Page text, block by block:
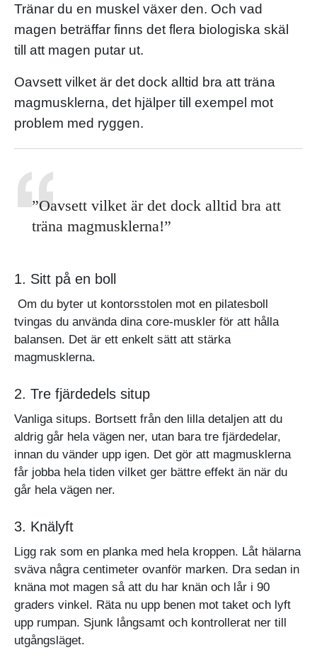
Tränar du en muskel växer den. Och vad
magen beträffar finns det flera biologiska skäl
till att magen putar ut.
Oavsett vilket är det dock alltid bra att träna
magmusklerna, det hjälper till exempel mot
problem med ryggen.
”Oavsett vilket är det dock alltid bra att
träna magmusklerna!”
1. Sitt på en boll
Om du byter ut kontorsstolen mot en pilatesboll
tvingas du använda dina core-muskler för att hålla
balansen. Det är ett enkelt sätt att stärka
magmusklerna.
2. Tre fjärdedels situp
Vanliga situps. Bortsett från den lilla detaljen att du
aldrig går hela vägen ner, utan bara tre fjärdedelar,
innan du vänder upp igen. Det gör att magmusklerna
får jobba hela tiden vilket ger bättre effekt än när du
går hela vägen ner.
3. Knälyft
Ligg rak som en planka med hela kroppen. Låt hälarna
sväva några centimeter ovanför marken. Dra sedan in
knäna mot magen så att du har knän och lår i 90
graders vinkel. Räta nu upp benen mot taket och lyft
upp rumpan. Sjunk långsamt och kontrollerat ner till
utgångsläget.